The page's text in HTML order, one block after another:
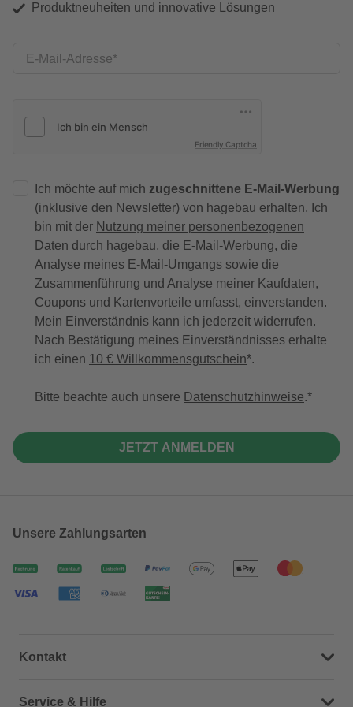
Produktneuheiten und innovative Lösungen
E-Mail-Adresse
Friendly Captcha
Ich möchte auf mich zugeschnittene E-Mail-Werbung
(inklusive den Newsletter) von hagebau erhalten. Ich
bin mit der Nutzung meiner personenbezogenen
Daten durch hagebau, die E-Mail-Werbung, die
Analyse meines E-Mail-Umgangs sowie die
Zusammenführung und Analyse meiner Kaufdaten,
Coupons und Kartenvorteile umfasst, einverstanden.
Mein Einverständnis kann ich jederzeit widerrufen.
Nach Bestätigung meines Einverständnisses erhalte
ich einen 10 € Willkommensgutschein*.
Bitte beachte auch unsere Datenschutzhinweise.
JETZT ANMELDEN
Unsere Zahlungsarten
Kontakt
Dein Kontakt zu uns
Service & Hilfe